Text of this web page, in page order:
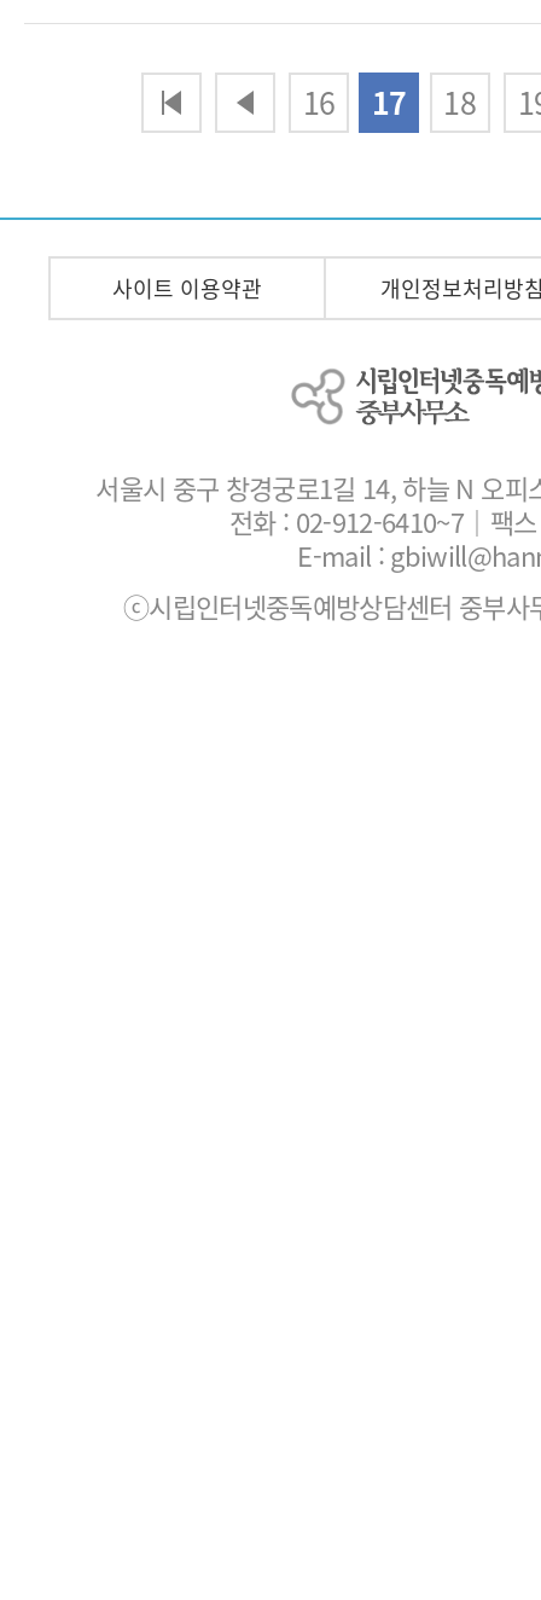
16 17 18
맨끝
사이트 이용약관 개인정보처리방
서울시 중구 창경궁로1길 14, 하늘 N 오
전화 : 02-912-6410~7 ｜팩
E-mail :
ⓒ시립인터넷중독예방상담센터 중부